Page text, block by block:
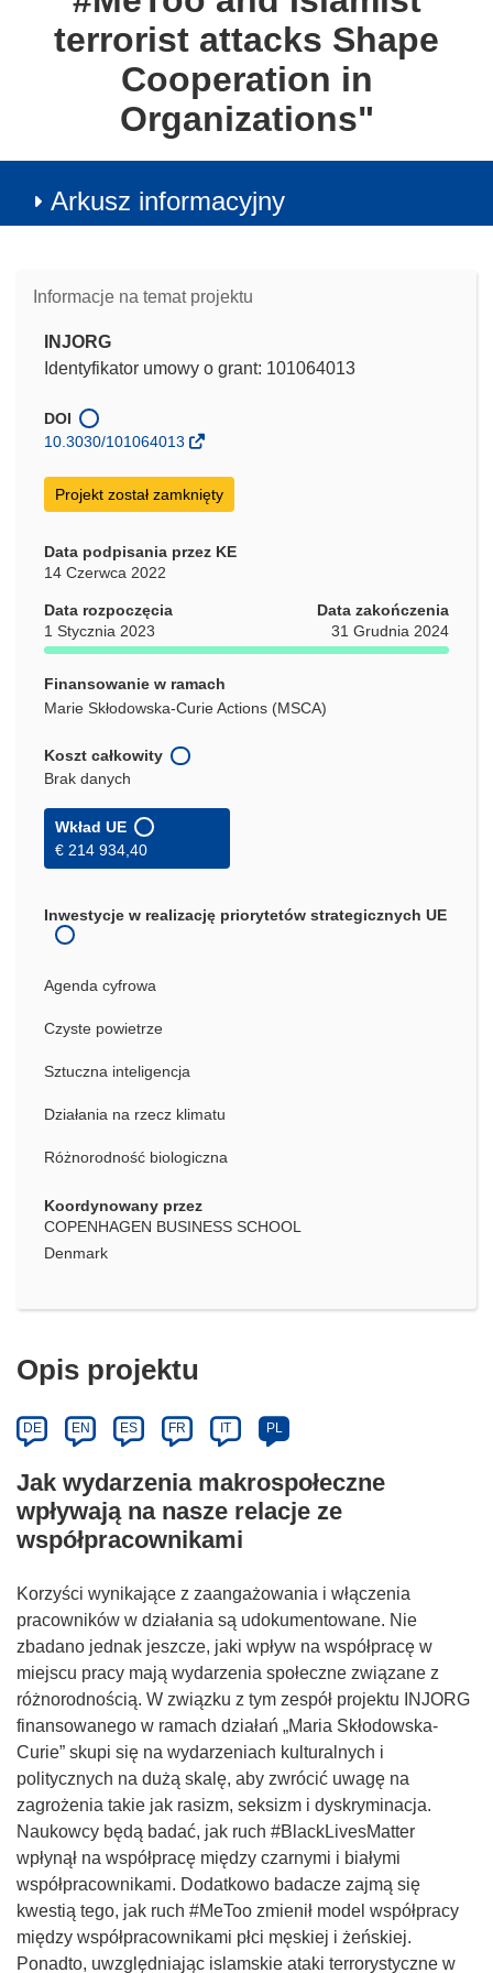
terrorist attacks Shape
Cooperation in
Organizations"
Arkusz informacyjny
Informacje na temat projektu
INJORG
Identyfikator umowy o grant: 101064013
DOI
10.3030/101064013
Projekt został zamknięty
Data podpisania przez KE
14 Czerwca 2022
Data rozpoczęcia
1 Stycznia 2023
Data zakończenia
31 Grudnia 2024
Finansowanie w ramach
Marie Skłodowska-Curie Actions (MSCA)
Koszt całkowity
Brak danych
Wkład UE
€ 214 934,40
Inwestycje w realizację priorytetów strategicznych UE
Agenda cyfrowa
Czyste powietrze
Sztuczna inteligencja
Działania na rzecz klimatu
Różnorodność biologiczna
Koordynowany przez
COPENHAGEN BUSINESS SCHOOL
Denmark
Opis projektu
DE EN ES FR IT PL
Jak wydarzenia makrospołeczne
wpływają na nasze relacje ze
współpracownikami
Korzyści wynikające z zaangażowania i włączenia
pracowników w działania są udokumentowane. Nie
zbadano jednak jeszcze, jaki wpływ na współpracę w
miejscu pracy mają wydarzenia społeczne związane z
różnorodnością. W związku z tym zespół projektu INJORG
finansowanego w ramach działań „Maria Skłodowska-
Curie” skupi się na wydarzeniach kulturalnych i
politycznych na dużą skalę, aby zwrócić uwagę na
zagrożenia takie jak rasizm, seksizm i dyskryminacja.
Naukowcy będą badać, jak ruch #BlackLivesMatter
wpłynął na współpracę między czarnymi i białymi
współpracownikami. Dodatkowo badacze zajmą się
kwestią tego, jak ruch #MeToo zmienił model współpracy
między współpracownikami płci męskiej i żeńskiej.
Ponadto, uwzględniając islamskie ataki terrorystyczne w